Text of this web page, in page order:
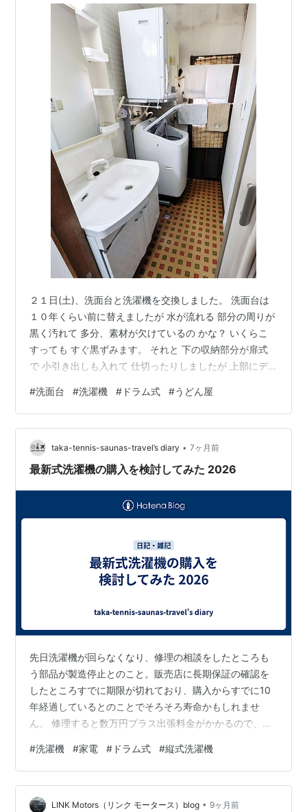
２１日(土)、洗面台と洗濯機を交換しました。 洗面台は
１０年くらい前に替えましたが 水が流れる 部分の周りが
黒く汚れて 多分、素材が欠けているの かな？ いくらこ
すっても すぐ黒ずみます。 それと 下の収納部分が扉式
で 小引き出しも入れて 仕切ったりしましたが 上部にデ
なので 今回、両方を替えます。 洗濯カゴラックや３段プ
ラ引き出しは お風呂場へ。 この洗濯機は 義母が使って
いた物です。 ベランダの私の洗濯機は １年前から使って
いません。 嫁に来て５年間は台所の外、先日 水道管が破
裂した 所に洗濯機を置いていました。 次女が生まれる頃
#洗面台 #洗濯機 # ドラム式 #うどん屋
taka-tennis-saunas-travel’s diary • 7ヶ月前
最新式洗濯機の購入を検討してみた 2026
先日洗濯機が回らなくなり、修理の相談をしたところも
う部品が製造停止とのこと。販売店に長期保証の確認を
したところすでに期限が切れており、購入からすでに10
年経過しているとのことでそろそろ寿命かもしれませ
ん。 修理すると数万円プラス出張料金がかかるので、買
とに。ただし10年前でもかなりの額がした記憶なので心
して購入しないとです。 今はドラム式ですが、縦式だと
洗濯機自体は安いのですが水道代が倍ほどかかるという
ことでランニングコストを考えるとトントンという見解
#洗濯機 #家電 # ドラム式 #縦式洗濯機
LINK Motors（リンク モータース）blog • 9ヶ月前